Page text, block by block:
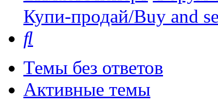
Купи-продай/Buy and
Темы без ответов
Активные темы